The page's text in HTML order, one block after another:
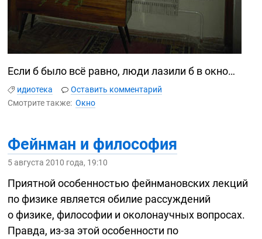
Если б было всё равно, люди лазили б в окно…
идиотека
Оставить комментарий
Смотрите также:Окно
Фейнман и философия
5 августа 2010 года, 19:10
Приятной особенностью фейнмановских лекций
по физике является обилие рассуждений
о физике, философии и околонаучных вопросах.
Правда, из-за этой особенности по